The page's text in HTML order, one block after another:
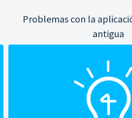
Problemas con la
antigua